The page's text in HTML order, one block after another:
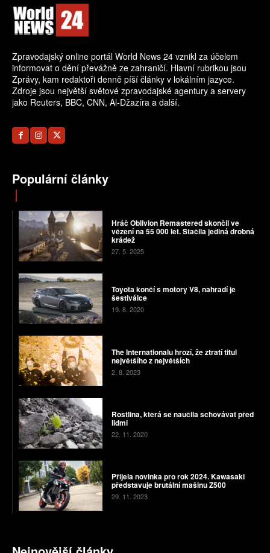
Zpravodajský online portál World News 24 vznikl za účelem
informovat o dění převážně ze zahraničí. Hlavní rubrikou jsou
Zprávy, kam redaktoři denně píší články v lokálním jazyce.
Zdroje jsou největší světové zpravodajské agentury a servery
jako Reuters, BBC, CNN, Al-Džazíra a další.
Populární články
Hráč Oblivion Remastered skončil ve
vězení na 55 000 let. Stačila jediná drobná
krádež
27. 5. 2025
Toyota končí s motory V8, nahradí je
šestiválce
19. 8. 2020
The Internationalu hrozí, že ztratí titul
největšího z největších
2. 8. 2023
Rostlina, která se naučila schovávat před
lidmi
22. 11. 2020
Přijela novinka pro rok 2024. Kawasaki
představuje brutální mašinu Z500
29. 11. 2023